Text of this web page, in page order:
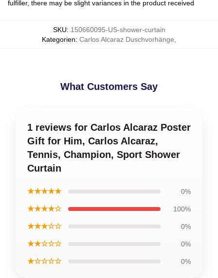
fulfiller, there may be slight variances in the product received
SKU: 150660095-US-shower-curtain
Kategorien: Carlos Alcaraz Duschvorhänge
What Customers Say
1 reviews for Carlos Alcaraz Poster
Gift for Him, Carlos Alcaraz,
Tennis, Champion, Sport Shower
Curtain
★★★★★ 0%
★★★★☆ 100%
★★★☆☆ 0%
★★☆☆☆ 0%
★☆☆☆☆ 0%